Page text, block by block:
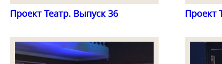
Проект Театр. Выпуск 36 Проект